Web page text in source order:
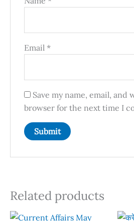
Email *
Save my name, email, and
browser for the next time I
Related products